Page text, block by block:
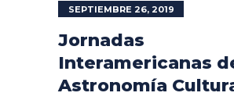
SEPTIEMBRE 26, 2019
Jornadas
Interamericanas
Astronomía